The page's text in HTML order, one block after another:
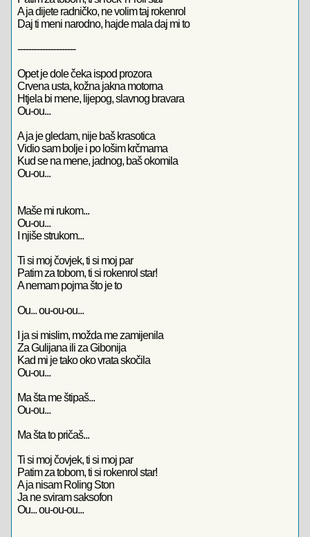
A ja dijete radničko, ne volim taj rokenrol
Daj ti meni narodno, hajde mala daj mi to
---------------------
Opet je dole čeka ispod prozora
Crvena usta, kožna jakna motorna
Htjela bi mene, lijepog, slavnog bravara
Ou-ou...
A ja je gledam, nije baš krasotica
Vidio sam bolje i po lošim krčmama
Kud se na mene, jadnog, baš okomila
Ou-ou...
Maše mi rukom...
Ou-ou...
I njiše strukom...
Ti si moj čovjek, ti si moj par
Patim za tobom, ti si rokenrol star!
A nemam pojma što je to
Ou... ou-ou-ou...
I ja si mislim, možda me zamijenila
Za Gulijana ili za Gibonija
Kad mi je tako oko vrata skočila
Ou-ou...
Ma šta me štipaš...
Ou-ou...
Ma šta to pričaš...
Ti si moj čovjek, ti si moj par
Patim za tobom, ti si rokenrol star!
A ja nisam Roling Ston
Ja ne sviram saksofon
Ou... ou-ou-ou...